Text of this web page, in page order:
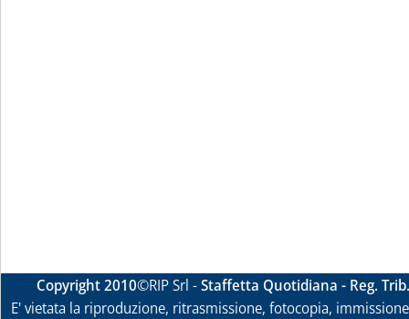
Copyright 2010©RIP Srl -Staffetta Quotidiana - Reg.
E' vietata la riproduzione, ritrasmissione, fotocopia,